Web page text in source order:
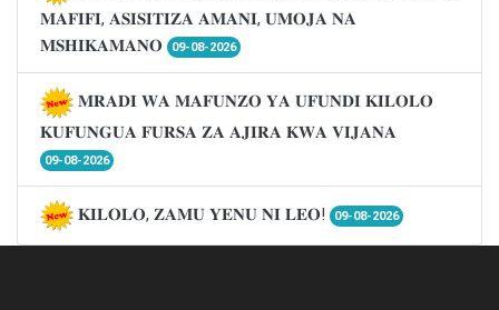
𝐌𝐀𝐅𝐈𝐅𝐈, 𝐀𝐒𝐈𝐒𝐈𝐓𝐈𝐙𝐀 𝐀𝐌𝐀𝐍𝐈, 𝐔𝐌𝐎𝐉𝐀 𝐍𝐀
𝐌𝐒𝐇𝐈𝐊𝐀𝐌𝐀𝐍𝐎
09-08-2026
𝐌𝐑𝐀𝐃𝐈 𝐖𝐀 𝐌𝐀𝐅𝐔𝐍𝐙𝐎 𝐘𝐀 𝐔𝐅𝐔𝐍𝐃𝐈 𝐊𝐈𝐋𝐎𝐋𝐎
𝐊𝐔𝐅𝐔𝐍𝐆𝐔𝐀 𝐅𝐔𝐑𝐒𝐀 𝐙𝐀 𝐀𝐉𝐈𝐑𝐀 𝐊𝐖𝐀 𝐕𝐈𝐉𝐀𝐍𝐀
09-08-2026
𝐊𝐈𝐋𝐎𝐋𝐎, 𝐙𝐀𝐌𝐔 𝐘𝐄𝐍𝐔 𝐍𝐈 𝐋𝐄𝐎! 09-08-2026